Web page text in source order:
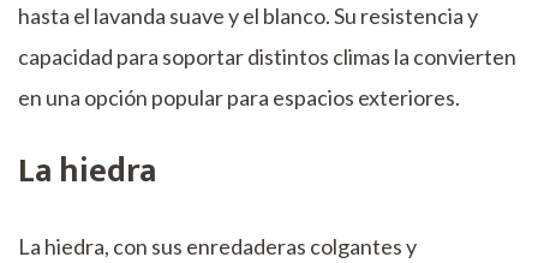
hasta el lavanda suave y el blanco. Su resistencia y
capacidad para soportar distintos climas la convierten
en una opción popular para espacios exteriores.
La hiedra
La hiedra, con sus enredaderas colgantes y